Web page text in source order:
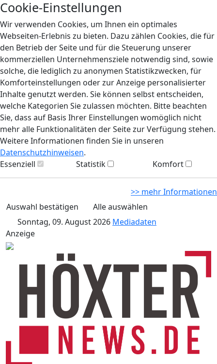
Cookie-Einstellungen
Wir verwenden Cookies, um Ihnen ein optimales
Webseiten-Erlebnis zu bieten. Dazu zählen Cookies, die für
den Betrieb der Seite und für die Steuerung unserer
kommerziellen Unternehmensziele notwendig sind, sowie
solche, die lediglich zu anonymen Statistikzwecken, für
Komforteinstellungen oder zur Anzeige personalisierter
Inhalte genutzt werden. Sie können selbst entscheiden,
welche Kategorien Sie zulassen möchten. Bitte beachten
Sie, dass auf Basis Ihrer Einstellungen womöglich nicht
mehr alle Funktionalitäten der Seite zur Verfügung stehen.
Weitere Informationen finden Sie in unseren
Datenschutzhinweisen.
Essenziell
Statistik Komfort
>> mehr Informationen
Auswahl bestätigen
Alle auswählen
Sonntag, 09. August 2026 Mediadaten
Anzeige